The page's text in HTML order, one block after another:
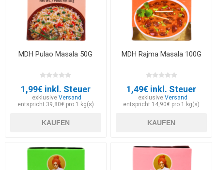
MDH Pulao Masala 50G
1,99€ inkl. Steuer
exklusiveVersand
entspricht 39,80€ pro 1 kg(s)
KAUFEN
MDH Rajma Masala 100G
1,49€ inkl. Steuer
exklusive Versand
entspricht 14,90€ pro 1 kg(s)
KAUFEN